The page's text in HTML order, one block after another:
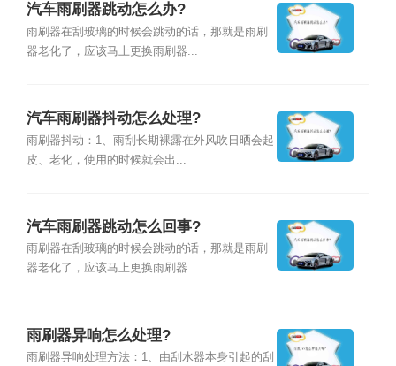
汽车雨刷器跳动怎么办?
雨刷器在刮玻璃的时候会跳动的话，那就是雨刷
器老化了，应该马上更换雨刷器...
汽车雨刷器抖动怎么处理?
雨刷器抖动：1、雨刮长期裸露在外风吹日晒会起
皮、老化，使用的时候就会出...
汽车雨刷器跳动怎么回事?
雨刷器在刮玻璃的时候会跳动的话，那就是雨刷
器老化了，应该马上更换雨刷器...
雨刷器异响怎么处理?
雨刷器异响处理方法：1、由刮水器本身引起的刮